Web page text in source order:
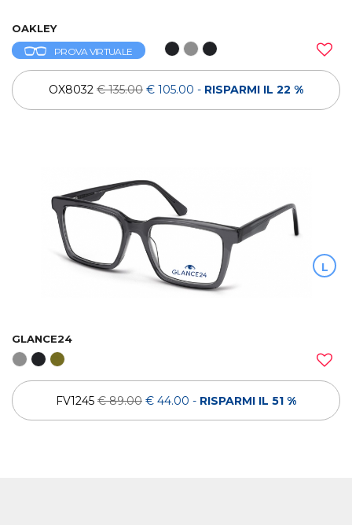
OAKLEY
PROVA VIRTUALE
OX8032 € 135.00 € 105.00 - RISPARMI IL 22 %
L
GLANCE24
FV1245 € 89.00 € 44.00 - RISPARMI IL 51 %